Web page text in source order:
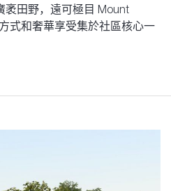
袤田野，遠可極目 Mount
式和奢華享受集於社區核心一